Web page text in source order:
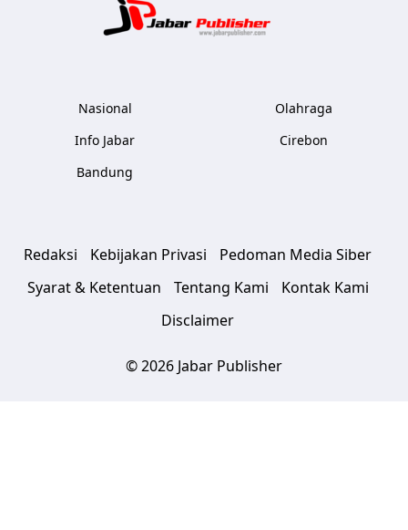
Nasional
Info Jabar
Bandung
Olahraga
Cirebon
Redaksi Kebijakan Privasi
Pedoman Media Siber
Syarat & Ketentuan
Tentang Kami
Kontak Kami
Disclaimer
© 2026 Jabar Publisher